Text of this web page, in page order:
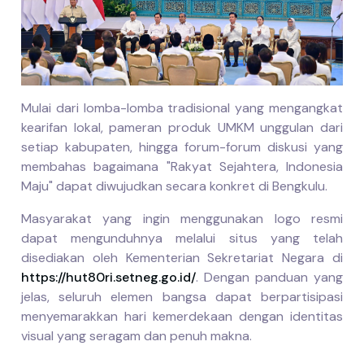
Mulai dari lomba-lomba tradisional yang mengangkat
kearifan lokal, pameran produk UMKM unggulan dari
setiap kabupaten, hingga forum-forum diskusi yang
membahas bagaimana "Rakyat Sejahtera, Indonesia
Maju" dapat diwujudkan secara konkret di Bengkulu.
Masyarakat yang ingin menggunakan logo resmi
dapat mengunduhnya melalui situs yang telah
disediakan oleh Kementerian Sekretariat Negara di
https://hut80ri.setneg.go.id/. Dengan panduan yang
jelas, seluruh elemen bangsa dapat berpartisipasi
menyemarakkan hari kemerdekaan dengan identitas
visual yang seragam dan penuh makna.